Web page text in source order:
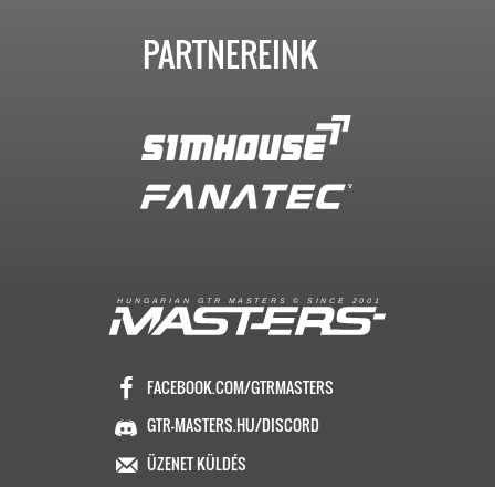
PARTNEREINK
H U N G A R I A N G T R M A S T E R S © S I N C E 2 0 0 1
FACEBOOK.COM/GTRMASTERS
GTR-MASTERS.HU/DISCORD
ÜZENET KÜLDÉS